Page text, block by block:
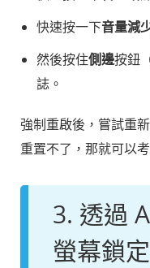
快速按一下音量減
然後按住側邊按鈕
誌。
強制重啟後，嘗試重
重置不了，那就可以
3. 透過
螢幕鎖